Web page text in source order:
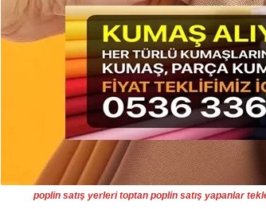
poplin satış yerleri toptan poplin satış yapanlar